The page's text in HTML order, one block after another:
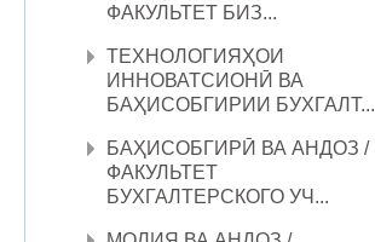
ФАКУЛЬТЕТ БИЗ...
ТЕХНОЛОГИЯҲОИ
ИННОВАТСИОНӢ ВА
БАҲИСОБГИРИИ БУХГАЛТ...
БАҲИСОБГИРӢ ВА АНДОЗ /
ФАКУЛЬТЕТ
БУХГАЛТЕРСКОГО УЧ...